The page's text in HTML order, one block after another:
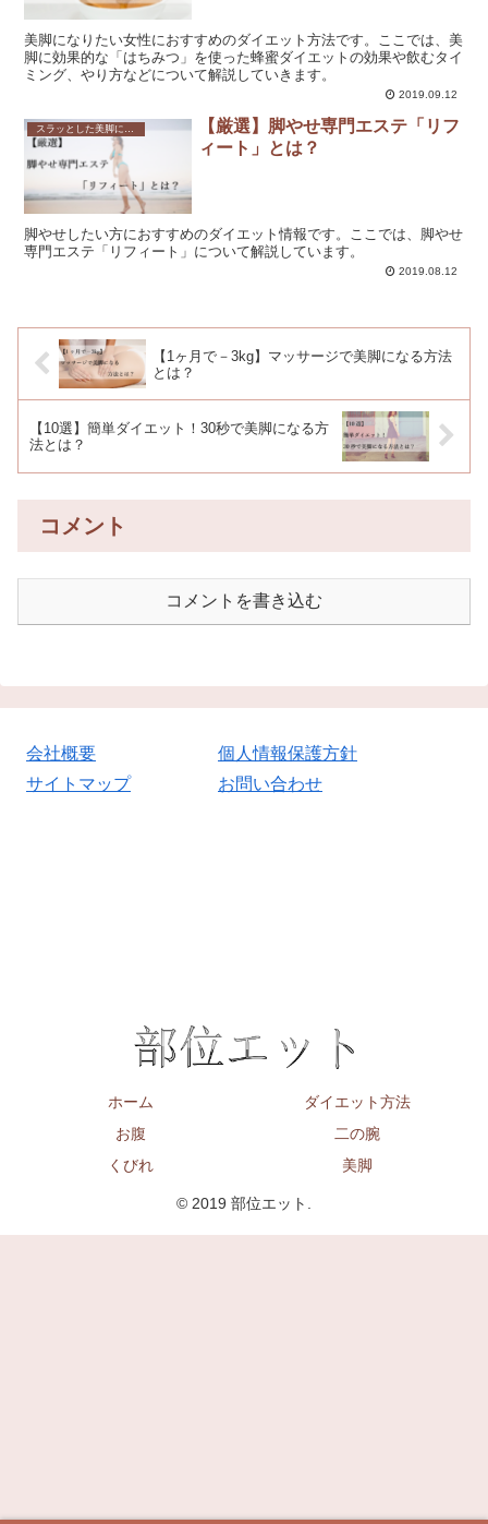
美脚になりたい女性におすすめのダイエット方法です。ここでは、美
脚に効果的な「はちみつ」を使った蜂蜜ダイエットの効果や飲むタイ
ミング、やり方などについて解説していきます。
2019.09.12
スラッとした美脚になれる！脚やせダイエットの方法を解説！
【厳選】脚やせ専門エステ「リフ
ィート」とは？
脚やせしたい方におすすめのダイエット情報です。ここでは、脚やせ
専門エステ「リフィート」について解説しています。
2019.08.12
【1ヶ月で－3kg】マッサージで美脚になる方法
とは？
【10選】簡単ダイエット！30秒で美脚になる方
法とは？
コメント
コメントを書き込む
会社概要
個人情報保護方針
サイトマップ
お問い合わせ
ホーム
ダイエット方法
お腹
二の腕
くびれ
美脚
© 2019 部位エット.